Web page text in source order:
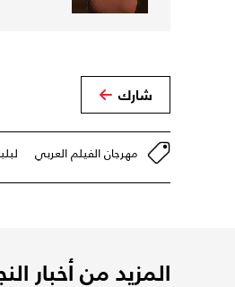
شارك
مهرجان الفيلم العربي
المزيد من أخبار